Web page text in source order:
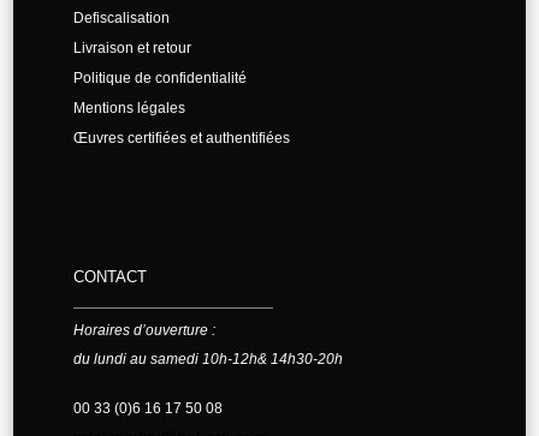
Defiscalisation
Livraison et retour
Politique de confidentialité
Mentions légales
Œuvres certifiées et authentifiées
CONTACT
Horaires d’ouverture :
du lundi au samedi 10h-12h& 14h30-20h
00 33 (0)6 16 17 50 08